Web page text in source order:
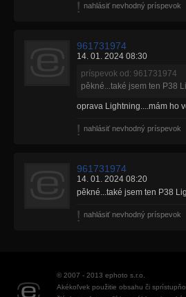
nahlásiť nevhodný príspevok
961731974
14. 01. 2024 08:30
príspevok od: 961731974
pěkné...také jsem ten P38
oprava Lightning....mám ho
nahlásiť nevhodný príspevok
961731974
14. 01. 2024 08:20
pěkné...také jsem ten P38
nahlásiť nevhodný príspevok
© 2007 - 2013 ephoto s.r.o.
Akékoľvek použitie obsahu či